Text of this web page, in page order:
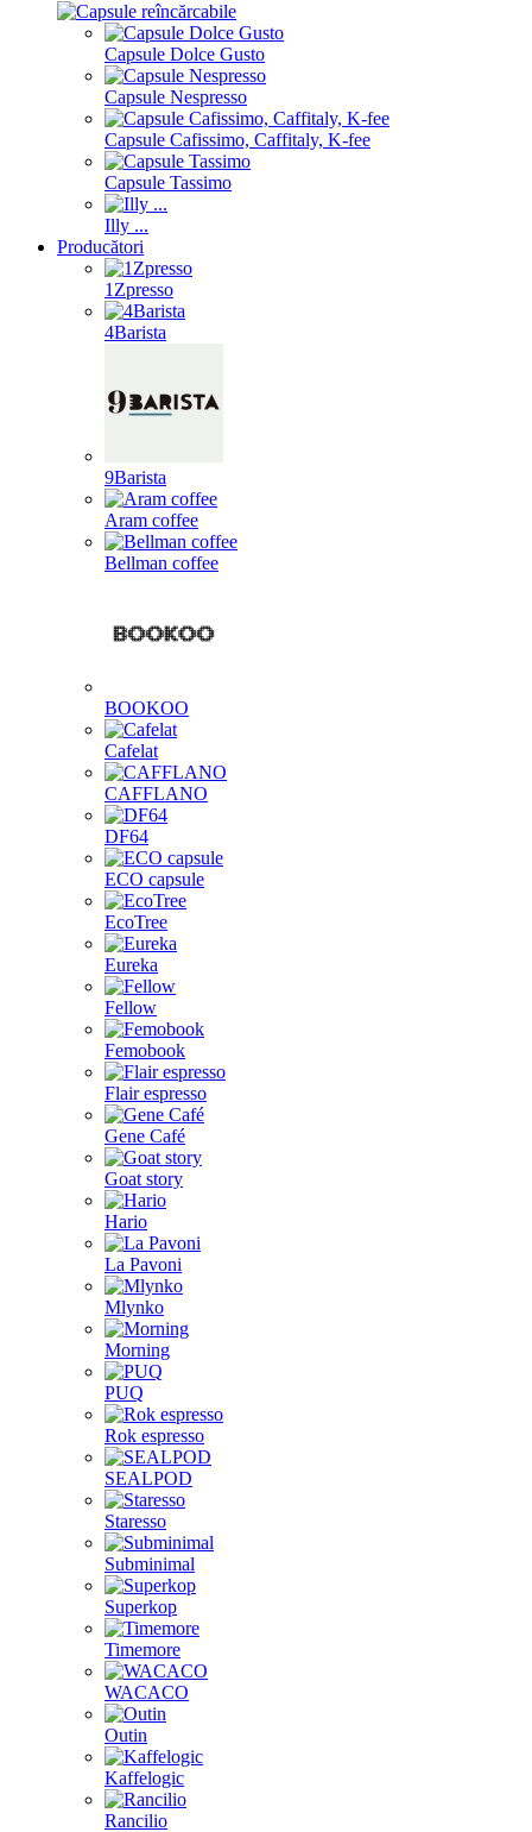
Capsule Dolce Gusto
Capsule Nespresso
Capsule Cafissimo, Caffitaly, K-fee
Capsule Tassimo
Illy ...
Producători
1Zpresso
4Barista
9Barista
Aram coffee
Bellman coffee
BOOKOO
Cafelat
CAFFLANO
DF64
ECO capsule
EcoTree
Eureka
Fellow
Femobook
Flair espresso
Gene Café
Goat story
Hario
La Pavoni
Mlynko
Morning
PUQ
Rok espresso
SEALPOD
Staresso
Subminimal
Superkop
Timemore
WACACO
Outin
Kaffelogic
Rancilio